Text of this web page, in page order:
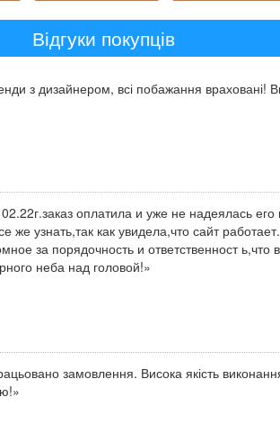
Відгуки покупців
з дизайнером, всі побажання враховані!
оплатила и уже не надеялась
узнать,так как увидела,что сайт
за порядочность и ответственност
неба над головой!»
замовлення. Висока якість